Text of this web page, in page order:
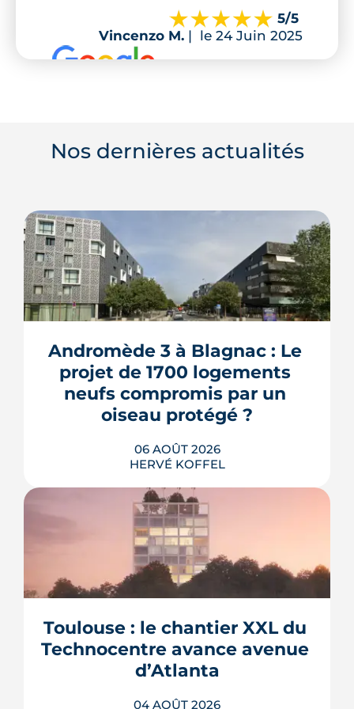
5/5
Vincenzo M. | le 24 Juin 2025
Nos dernières actualités
Andromède 3 à Blagnac : Le
projet de 1700 logements
neufs compromis par un
oiseau protégé ?
06 AOÛT 2026
HERVÉ KOFFEL
La troisième et dernière phase de
l'écoquartier Andromède doit livrer
près de 1 700 logements à partir de
protégé, la cisticole des joncs, contraint
fortement le plan d'aménagement et
repousse un calendrier déjà tendu.
LIRE L'ARTICLE
Toulouse : le chantier XXL du
Technocentre avance avenue
d’Atlanta
04 AOÛT 2026